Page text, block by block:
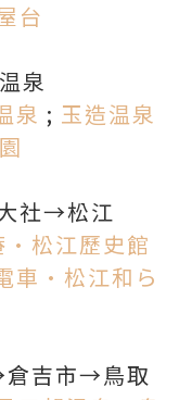
台
泉
泉 ; 玉造温泉
社→松江
•松江歷史館
車•松江和ら
吉市→鳥取